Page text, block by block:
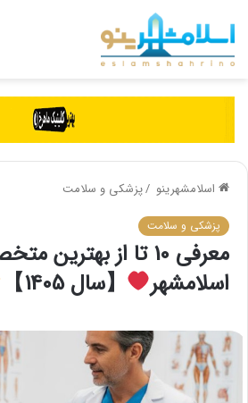
اسلامشهرینو /پزشکی و سلامت
پزشکی و سلامت
معرفی 10 تا از
اسلامشهر
【سال 1405】